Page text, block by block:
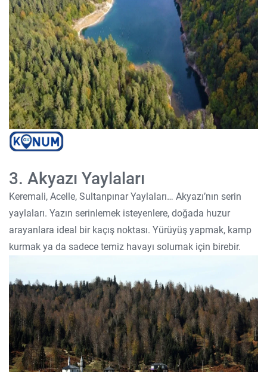
3. Akyazı Yaylaları
Keremali, Acelle, Sultanpınar Yaylaları… Akyazı’nın serin
yaylaları. Yazın serinlemek isteyenlere, doğada huzur
arayanlara ideal bir kaçış noktası. Yürüyüş yapmak, kamp
kurmak ya da sadece temiz havayı solumak için birebir.